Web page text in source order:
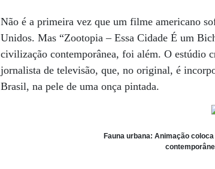
Não é a primeira vez que um filme americano
Unidos. Mas “Zootopia – Essa Cidade É um
civilização contemporânea, foi além. O estúdio
jornalista de televisão, que, no original, é
Brasil, na pele de uma onça pintada.
Fauna urbana: Animação